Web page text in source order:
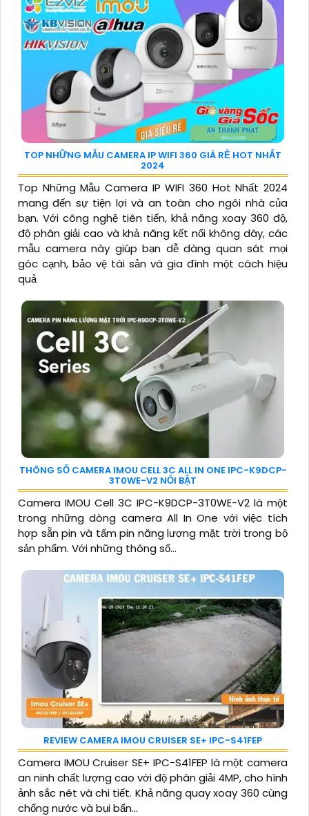
TOP NHỮNG MẪU CAMERA IP WIFI 360 GIÁ RẺ HOT NHẤT
2024
Top Những Mẫu Camera IP WIFI 360 Hot Nhất 2024
mang đến sự tiện lợi và an toàn cho ngôi nhà của
bạn. Với công nghệ tiên tiến, khả năng xoay 360 độ,
độ phân giải cao và khả năng kết nối không dây, các
mẫu camera này giúp bạn dễ dàng quan sát mọi
góc cạnh, bảo vệ tài sản và gia đình một cách hiệu
quả
THÔNG SỐ CAMERA IMOU CELL 3C ALL IN ONE IPC-K9DCP-
3T0WE-V2 NỔI BẬT
Camera IMOU Cell 3C IPC-K9DCP-3T0WE-V2 là một
trong những dòng camera All In One với việc tích
hợp sẵn pin và tấm pin năng lượng mặt trời trong bộ
sản phẩm. Với những thông số...
REVIEW CAMERA IMOU CRUISER SE+ IPC-S41FEP
Camera IMOU Cruiser SE+ IPC-S41FEP là một camera
an ninh chất lượng cao với độ phân giải 4MP, cho hình
ảnh sắc nét và chi tiết. Khả năng quay xoay 360 cùng
chống nước và bụi bẩn...